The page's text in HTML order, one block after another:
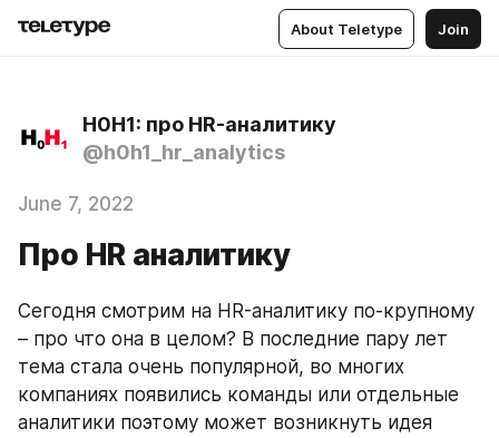
About Teletype Join
H0H1: про HR-аналитику
@h0h1_hr_analytics
June 7, 2022
Про HR аналитику
Сегодня смотрим на HR-аналитику по-крупному
– про что она в целом? В последние пару лет
тема стала очень популярной, во многих
компаниях появились команды или отдельные
аналитики поэтому может возникнуть идея